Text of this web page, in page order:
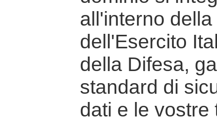
all'interno
dell'Esercito
della Difesa,
standard di
dati e le vostre